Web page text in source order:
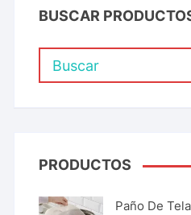
BUSCAR
PRODUCTOS
Paño De